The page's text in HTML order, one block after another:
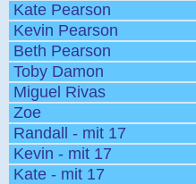
Kate Pearson
Kevin Pearson
Beth Pearson
Toby Damon
Miguel Rivas
Zoe
Randall - mit 17
Kevin - mit 17
Kate - mit 17